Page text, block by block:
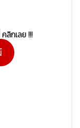
ลิกเลย !!!